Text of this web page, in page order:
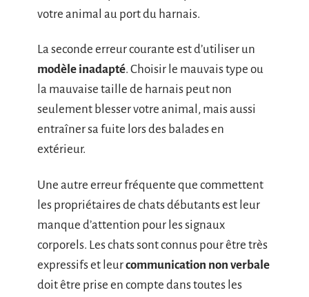
votre animal au port du harnais.
La seconde erreur courante est d’utiliser un
modèle inadapté. Choisir le mauvais type ou
la mauvaise taille de harnais peut non
seulement blesser votre animal, mais aussi
entraîner sa fuite lors des balades en
extérieur.
Une autre erreur fréquente que commettent
les propriétaires de chats débutants est leur
manque d’attention pour les signaux
corporels. Les chats sont connus pour être très
expressifs et leurcommunication non verbale
doit être prise en compte dans toutes les